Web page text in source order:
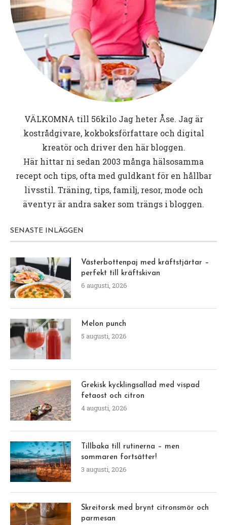
VÄLKOMNA till 56kiloJag heter Åse. Jag är
kostrådgivare, kokboksförfattare och digital
kreatör och driver den här bloggen.
Här hittar ni sedan 2003 många hälsosamma
recept och tips, ofta med guldkant för en hållbar
livsstil. Träning, tips, familj, resor, mode och
äventyr är andra saker som trängs i bloggen.
SENASTE INLÄGGEN
Västerbottenpaj med kräftstjärtar –
perfekt till kräftskivan
6 augusti, 2026
Melon punch
5 augusti, 2026
Grekisk kycklingsallad med vispad
fetaost och citron
4 augusti, 2026
Tillbaka till rutinerna – men
sommaren fortsätter!
3 augusti, 2026
Skreitorsk med brynt citronsmör och
parmesan